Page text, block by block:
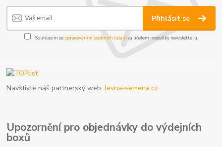
Přihlásit se
Souhlasím se zpracováním osobních údajůza účelem rozesílky newsletteru.
Navštivte náš partnerský web:levna-semena.cz
Upozornění pro objednávky do výdejních
boxů